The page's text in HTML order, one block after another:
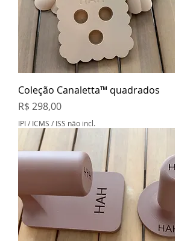
Coleção Canaletta™ quadrados
Preço
R$ 298,00
IPI / ICMS / ISS não incl.